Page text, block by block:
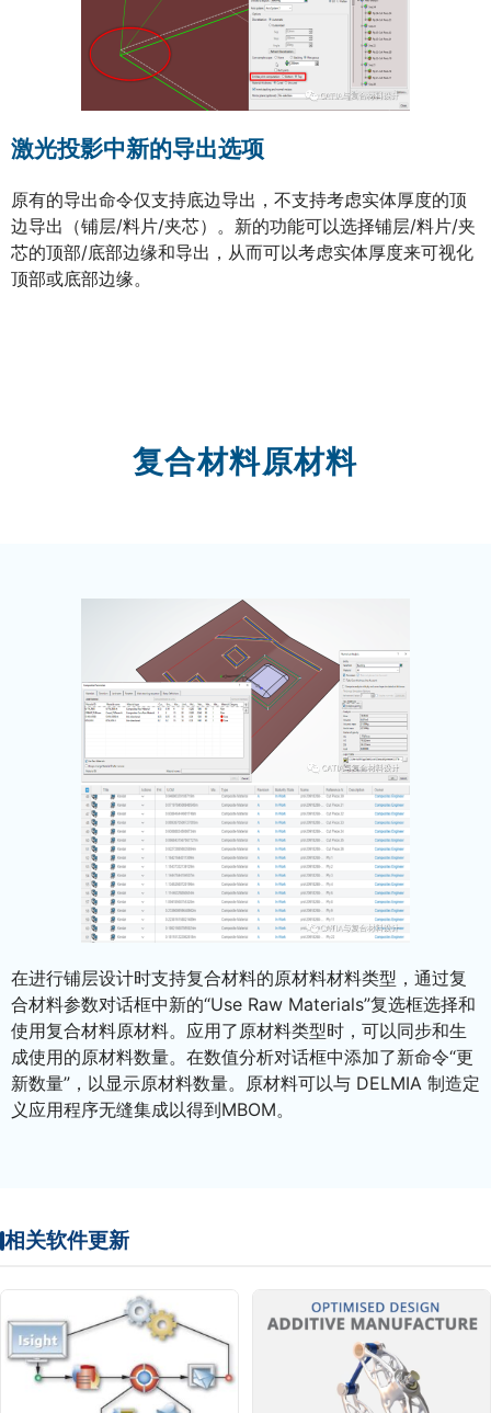
激光投影中新的导出选项
原有的导出命令仅支持底边导出，不支持考虑实体厚度的顶
边导出（铺层/料片/夹芯）。新的功能可以选择铺层/料片/夹
芯的顶部/底部边缘和导出，从而可以考虑实体厚度来可视化
顶部或底部边缘。
复合材料原材料
在进行铺层设计时支持复合材料的原材料材料类型，通过复
合材料参数对话框中新的“Use Raw Materials”复选框选择和
使用复合材料原材料。应用了原材料类型时，可以同步和生
成使用的原材料数量。在数值分析对话框中添加了新命令“更
新数量”，以显示原材料数量。原材料可以与 DELMIA 制造定
义应用程序无缝集成以得到MBOM。
相关软件更新